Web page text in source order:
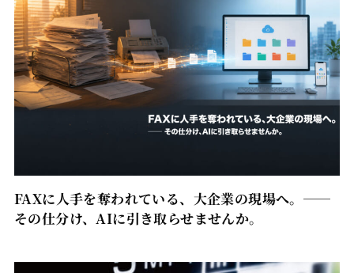
FAXに人手を奪われている、大企業の現場へ。──
その仕分け、AIに引き取らせませんか。